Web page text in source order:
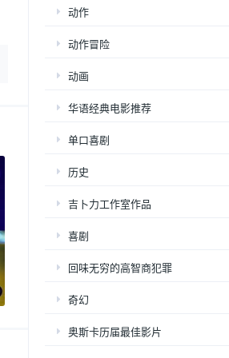
动作
动作冒险
动画
华语经典电影推荐
单口喜剧
历史
吉卜力工作室作品
喜剧
回味无穷的高智商犯罪
奇幻
奥斯卡历届最佳影片